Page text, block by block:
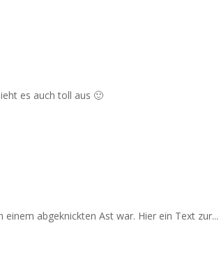
es auch toll aus 🙂
abgeknickten Ast war. Hier ein Text zur...